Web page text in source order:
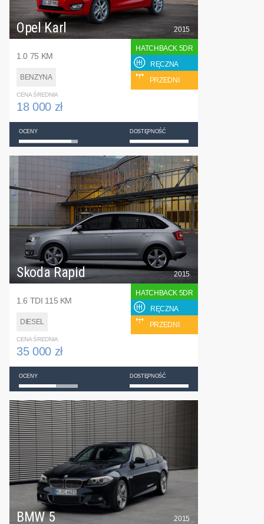
Opel Karl
1.0 75 KM
BENZYNA
2015
HATCHBACK 5DR
RĘCZNA
PRZEDNI
CENA ŚREDNIA
18 000 zł
OCENY DOSTĘPNOŚĆ
Skoda Rapid
1.6 TDI 115 KM
DIESEL
2015
HATCHBACK 5DR
RĘCZNA
PRZEDNI
CENA ŚREDNIA
35 000 zł
OCENY DOSTĘPNOŚĆ
BMW 5 2015